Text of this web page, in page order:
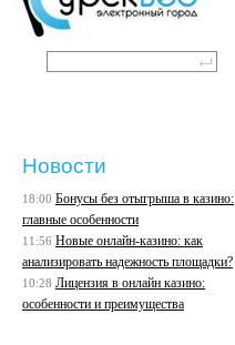
Новости
18:00 Бонусы без отыгрыша в казино:
главные особенности
11:56 Новые онлайн-казино: как
анализировать надежность площадки?
10:28 Лицензия в онлайн казино:
особенности и преимущества